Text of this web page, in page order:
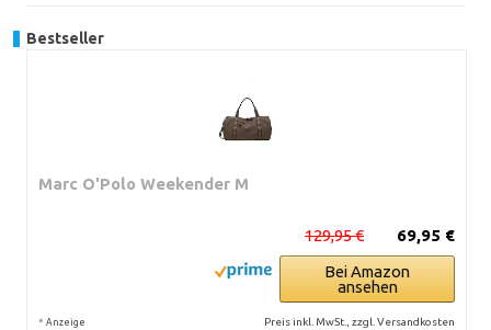
Bestseller
Marc O'Polo Weekender M
69,95 €
129,95 €
Bei Amazon
ansehen
* Anzeige Preis inkl. MwSt., zzgl. Versandkosten